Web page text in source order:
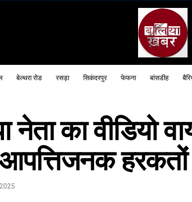
बेल्थरा रोड रसड़ा सिकंदरपुर फेफना बांसडीह
नेता का वीडियो